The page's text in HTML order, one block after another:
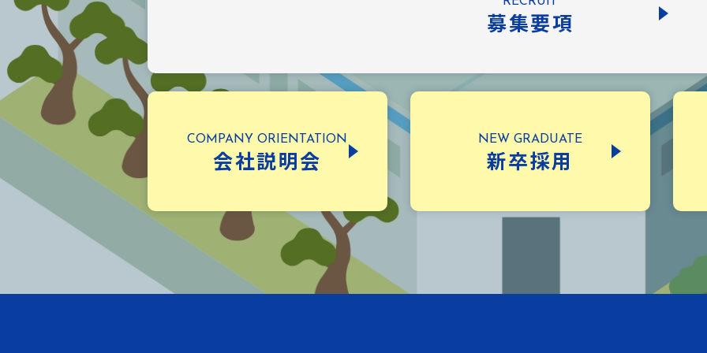
募集要項
会社説明会 新卒採用